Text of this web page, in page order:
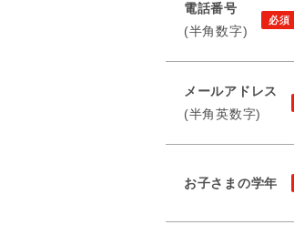
電話番号
(半角数字)
メールアドレス
(半角英数字)
お子さまの学年